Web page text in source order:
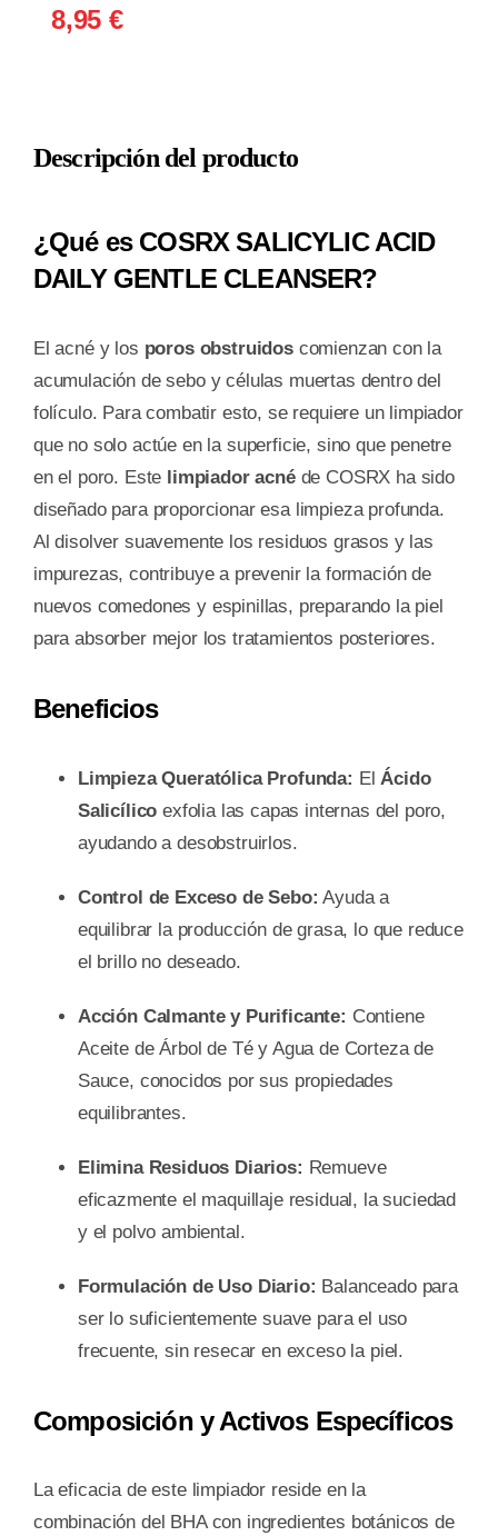
8,95 €
Descripción del producto
¿Qué es COSRX SALICYLIC ACID
DAILY GENTLE CLEANSER?
El acné y los poros obstruidoscomienzan con la
acumulación de sebo y células muertas dentro del
folículo. Para combatir esto, se requiere un limpiador
que no solo actúe en la superficie, sino que penetre
en el poro. Este limpiador acnéde COSRX ha sido
diseñado para proporcionar esa limpieza profunda.
Al disolver suavemente los residuos grasos y las
impurezas, contribuye a prevenir la formación de
nuevos comedones y espinillas, preparando la piel
para absorber mejor los tratamientos posteriores.
Beneficios
Limpieza Queratólica Profunda: El Ácido
Salicílico exfolia las capas internas del poro,
ayudando a desobstruirlos.
Control de Exceso de Sebo: Ayuda a
equilibrar la producción de grasa, lo que reduce
el brillo no deseado.
Acción Calmante y Purificante: Contiene
Aceite de Árbol de Té y Agua de Corteza de
Sauce, conocidos por sus propiedades
equilibrantes.
Elimina Residuos Diarios: Remueve
eficazmente el maquillaje residual, la suciedad
y el polvo ambiental.
Formulación de Uso Diario: Balanceado para
ser lo suficientemente suave para el uso
frecuente, sin resecar en exceso la piel.
Composición y Activos Específicos
La eficacia de este limpiador reside en la
combinación del BHA con ingredientes botánicos de